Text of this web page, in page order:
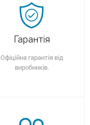
Гарантія
Офіційна гарантія від
виробників.